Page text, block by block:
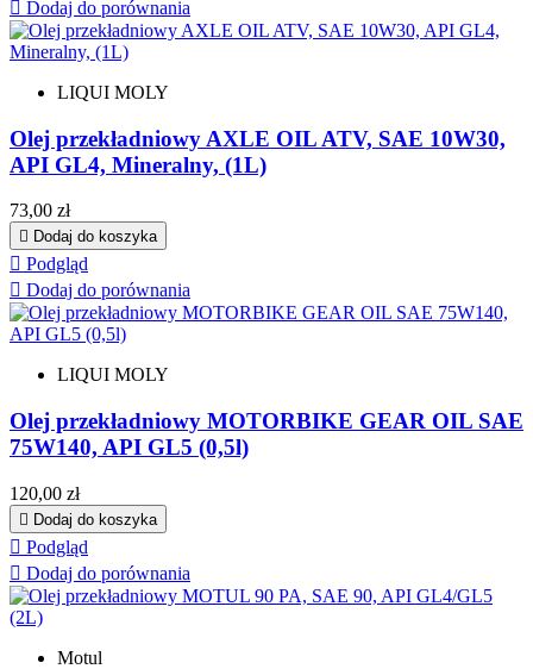
 Dodaj do porównania
LIQUI MOLY
Olej przekładniowy AXLE OIL ATV, SAE 10W30,
API GL4, Mineralny, (1L)
Cena
73,00 zł
 Dodaj do koszyka
 Podgląd
 Dodaj do porównania
LIQUI MOLY
Olej przekładniowy MOTORBIKE GEAR OIL SAE
75W140, API GL5 (0,5l)
Cena
120,00 zł
 Dodaj do koszyka
 Podgląd
 Dodaj do porównania
Motul